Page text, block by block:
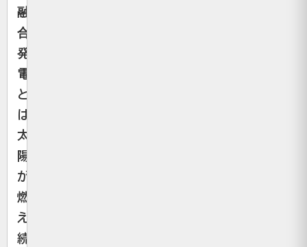
融
合
発
電
と
は、
太
陽
が
燃
え
続